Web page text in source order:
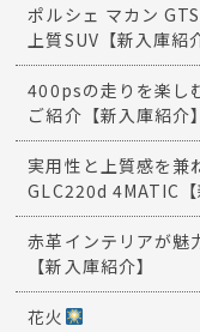
ポルシェ マカン
上質SUV【新入庫紹
400psの走りを楽し
ご紹介【新入庫紹介】
実用性と上質感を兼
GLC220d 4MATIC【
赤革インテリアが魅
【新入庫紹介】
花火